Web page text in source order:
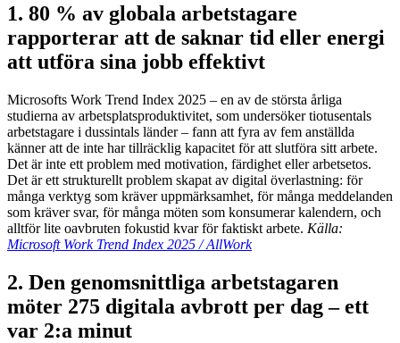
1. 80 % av globala arbetstagare
rapporterar att de saknar tid eller energi
att utföra sina jobb effektivt
Microsofts Work Trend Index 2025 – en av de största årliga
studierna av arbetsplatsproduktivitet, som undersöker tiotusentals
arbetstagare i dussintals länder – fann att fyra av fem anställda
känner att de inte har tillräcklig kapacitet för att slutföra sitt arbete.
Det är inte ett problem med motivation, färdighet eller arbetsetos.
Det är ett strukturellt problem skapat av digital överlastning: för
många verktyg som kräver uppmärksamhet, för många meddelanden
som kräver svar, för många möten som konsumerar kalendern, och
alltför lite oavbruten fokustid kvar för faktiskt arbete. Källa:
Microsoft Work Trend Index 2025 / AllWork
2. Den genomsnittliga arbetstagaren
möter 275 digitala avbrott per dag – ett
var 2:a minut